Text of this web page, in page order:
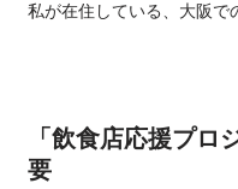
私が在住している、大阪で
「飲食店応援プロ
要